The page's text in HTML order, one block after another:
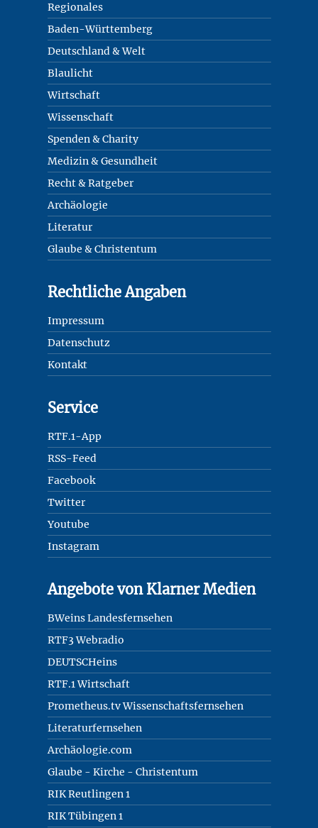
Regionales
Baden-Württemberg
Deutschland & Welt
Blaulicht
Wirtschaft
Wissenschaft
Spenden & Charity
Medizin & Gesundheit
Recht & Ratgeber
Archäologie
Literatur
Glaube & Christentum
Rechtliche Angaben
Impressum
Datenschutz
Kontakt
Service
RTF.1-App
RSS-Feed
Facebook
Twitter
Youtube
Instagram
Angebote von Klarner Medien
BWeins Landesfernsehen
RTF3 Webradio
DEUTSCHeins
RTF.1 Wirtschaft
Prometheus.tv Wissenschaftsfernsehen
Literaturfernsehen
Archäologie.com
Glaube - Kirche - Christentum
RIK Reutlingen 1
RIK Tübingen 1